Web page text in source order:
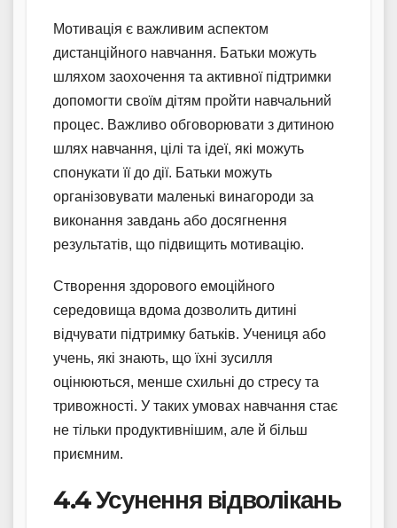
Мотивація є важливим аспектом
дистанційного навчання. Батьки можуть
шляхом заохочення та активної підтримки
допомогти своїм дітям пройти навчальний
процес. Важливо обговорювати з дитиною
шлях навчання, цілі та ідеї, які можуть
спонукати її до дії. Батьки можуть
організовувати маленькі винагороди за
виконання завдань або досягнення
результатів, що підвищить мотивацію.
Створення здорового емоційного
середовища вдома дозволить дитині
відчувати підтримку батьків. Учениця або
учень, які знають, що їхні зусилля
оцінюються, менше схильні до стресу та
тривожності. У таких умовах навчання стає
не тільки продуктивнішим, але й більш
приємним.
4.4 Усунення відволікань